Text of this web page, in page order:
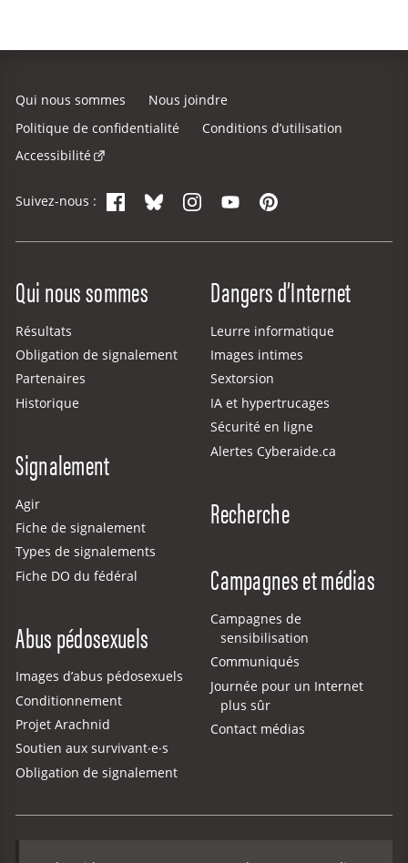
Qui nous sommes
Nous joindre
Politique de confidentialité
Conditions d’utilisation
Accessibilité
Suivez-nous : FacebookBlueskyInstagram
YouTubePinterest
Qui nous sommes
Résultats
Obligation de signalement
Partenaires
Historique
Signalement
Agir
Fiche de signalement
Types de signalements
Fiche DO du fédéral
Abus pédosexuels
Images d’abus pédosexuels
Conditionnement
Projet Arachnid
Soutien aux survivant·e·s
Obligation de signalement
Dangers d’Internet
Leurre informatique
Images intimes
Sextorsion
IA et hypertrucages
Sécurité en ligne
Alertes Cyberaide.ca
Recherche
Campagnes et médias
Campagnes de
sensibilisation
Communiqués
Journée pour un Internet
plus sûr
Contact médias